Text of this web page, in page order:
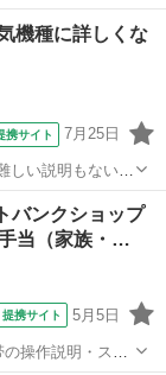
約・機種変更・修
。 【店舗事務業
機種に詳しくな
携サイト 7月25日
しい説明もないの
のご相談対応・
バンクショップ
当（家族・…
提携サイト 5月5日
操作説明・スマ